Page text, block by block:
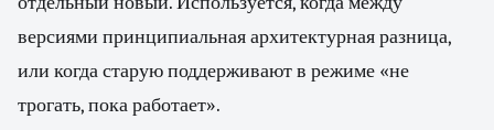
версиями принципиальная архитектурная разница,
или когда старую поддерживают в режиме «не
трогать, пока работает».